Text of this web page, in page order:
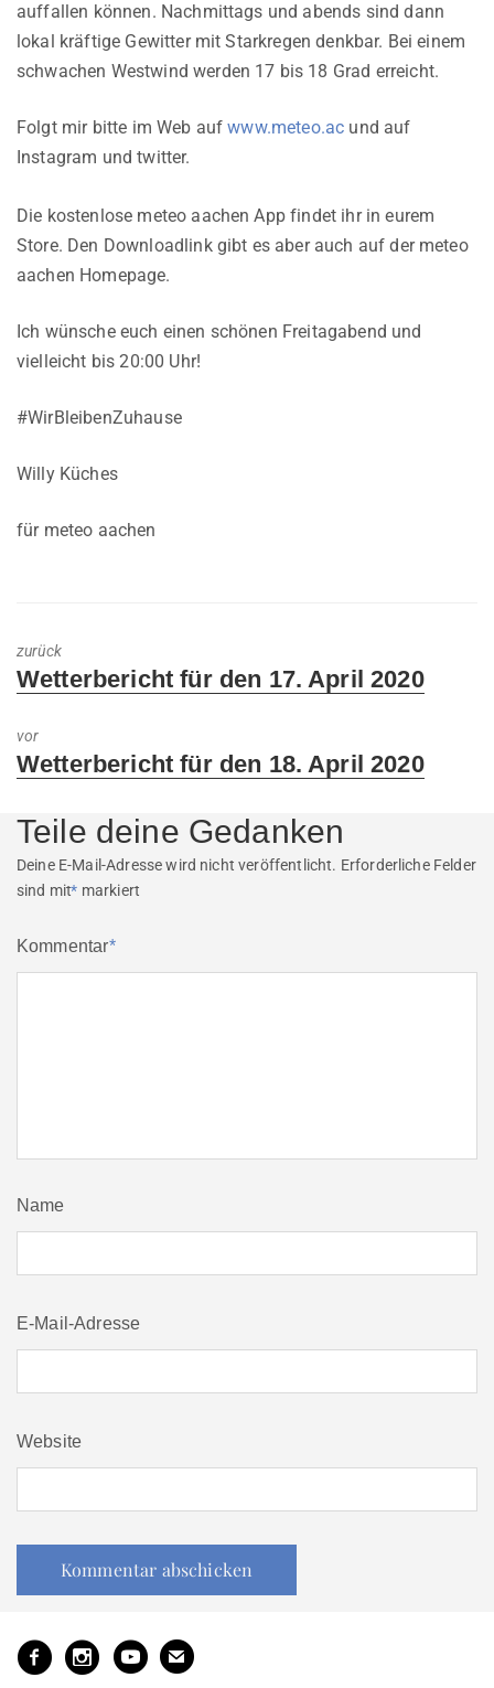
auffallen können. Nachmittags und abends sind dann
lokal kräftige Gewitter mit Starkregen denkbar. Bei einem
schwachen Westwind werden 17 bis 18 Grad erreicht.
Folgt mir bitte im Web aufwww.meteo.ac und auf
Instagram und twitter.
Die kostenlose meteo aachen App findet ihr in eurem
Store. Den Downloadlink gibt es aber auch auf der meteo
aachen Homepage.
Ich wünsche euch einen schönen Freitagabend und
vielleicht bis 20:00 Uhr!
#WirBleibenZuhause
Willy Küches
für meteo aachen
zurück
Previous
Wetterbericht für den 17. April 2020
vor
Next
Wetterbericht für den 18. April 2020
Teile deine Gedanken
Deine E-Mail-Adresse wird nicht veröffentlicht. Erforderliche Felder
sind mit* markiert
Kommentar*
Name
E-Mail-Adresse
Website